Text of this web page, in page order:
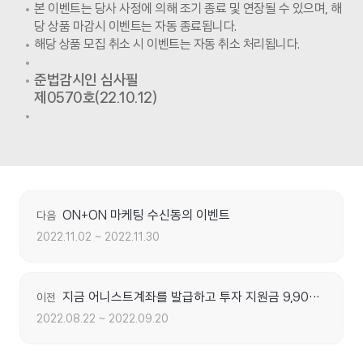
본 이벤트는 당사 사정에 의해 조기 종료 및 연장될 수 있으며, 해
당 상품 마감시 이벤트는 자동 종료됩니다.
해당 상품 모집 취소 시 이벤트는 자동 취소 처리됩니다.
준법감시인 심사필
제0570호(22.10.12)
다음 ON+ON 마케팅 수신동의 이벤트
2022.11.02 ~ 2022.11.30
이전 지금 어니스트계좌를 발급하고 투자 지원금 9,900 포인트를 받으세요!
2022.08.22 ~ 2022.09.20